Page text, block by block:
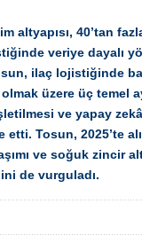
altyapısı, 40’tan
veriye dayalı
ilaç lojistiğinde
üzere üç temel
ve yapay
etti. Tosun, 2025’te
ve soğuk zincir
de vurguladı.